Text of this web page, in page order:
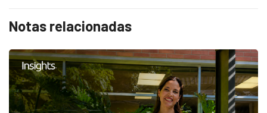
Notas relacionadas